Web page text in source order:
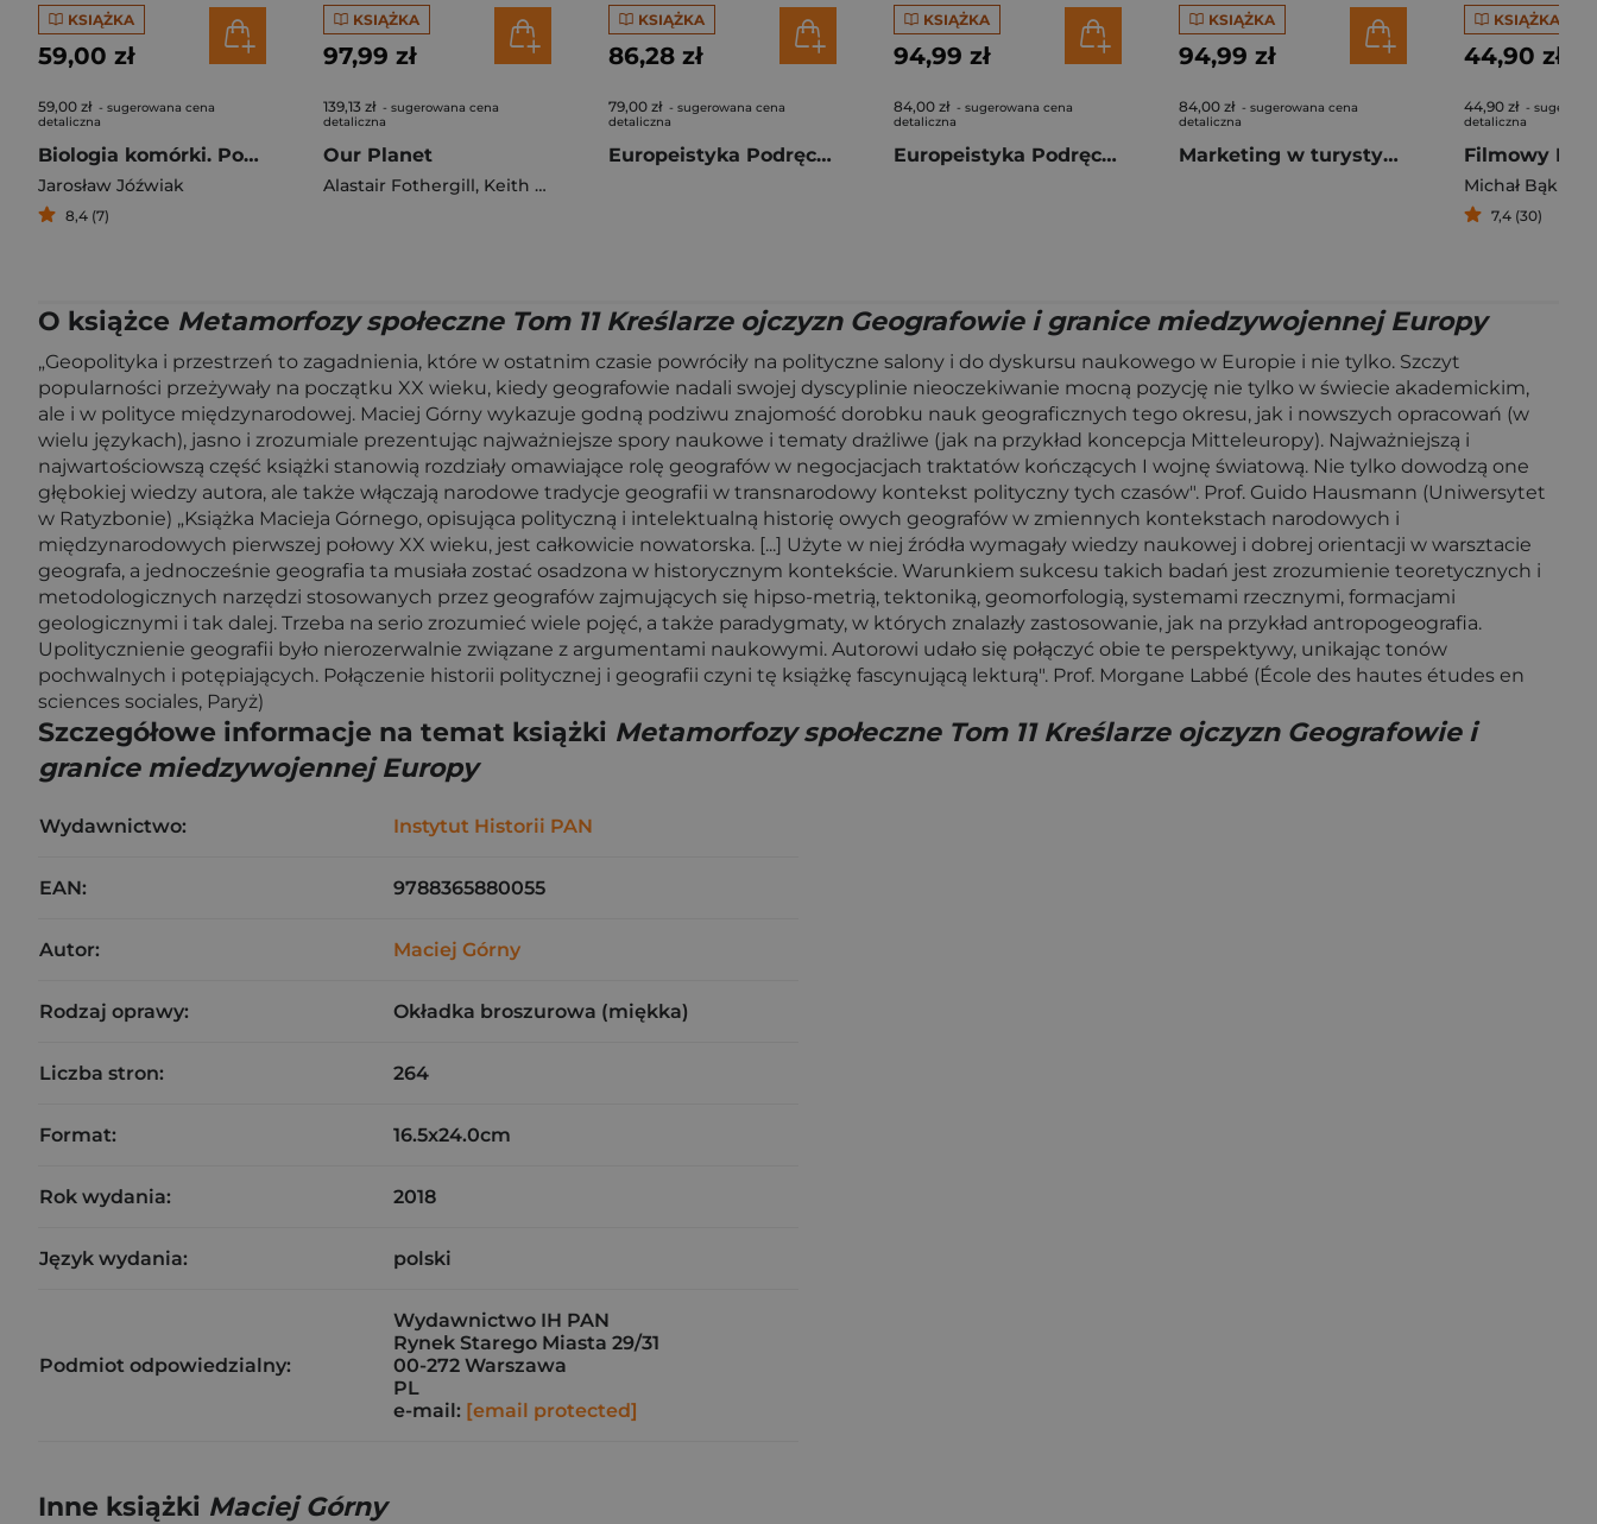
KSIĄŻKA
59,00 zł
59,00 zł - sugerowana cena
detaliczna
Biologia komórki. Podręcznik dla studentów uczelni medycznych
Jarosław Jóźwiak
8,4 (7)
KSIĄŻKA
97,99 zł
139,13 zł - sugerowana cena
detaliczna
Our Planet
Alastair Fothergill, Keith Scholey
KSIĄŻKA
86,28 zł
79,00 zł - sugerowana cena
detaliczna
Europeistyka Podręcznik akademicki Tom 1
KSIĄŻKA
94,99 zł
84,00 zł - sugerowana cena
detaliczna
Europeistyka Podręcznik akademicki Tom 2
KSIĄŻKA
94,99 zł
84,00 zł - sugerowana cena
detaliczna
Marketing w turystyce i rekreacji
KSIĄŻKA
44,90 zł
44,90 zł -
detaliczna
Filmowy
Michał Bąk
7,4 (30)
O książce Metamorfozy społeczne Tom 11 Kreślarze ojczyzn Geografowie i granice miedzywojennej Europy
„Geopolityka i przestrzeń to zagadnienia, które w ostatnim czasie powróciły na polityczne salony i do dyskursu naukowego w Europie i nie tylko. Szczyt
popularności przeżywały na początku XX wieku, kiedy geografowie nadali swojej dyscyplinie nieoczekiwanie mocną pozycję nie tylko w świecie akademickim,
ale i w polityce międzynarodowej. Maciej Górny wykazuje godną podziwu znajomość dorobku nauk geograficznych tego okresu, jak i nowszych opracowań (w
wielu językach), jasno i zrozumiale prezentując najważniejsze spory naukowe i tematy drażliwe (jak na przykład koncepcja Mitteleuropy). Najważniejszą i
najwartościowszą część książki stanowią rozdziały omawiające rolę geografów w negocjacjach traktatów kończących I wojnę światową. Nie tylko dowodzą one
głębokiej wiedzy autora, ale także włączają narodowe tradycje geografii w transnarodowy kontekst polityczny tych czasów". Prof. Guido Hausmann (Uniwersytet
w Ratyzbonie) „Książka Macieja Górnego, opisująca polityczną i intelektualną historię owych geografów w zmiennych kontekstach narodowych i
międzynarodowych pierwszej połowy XX wieku, jest całkowicie nowatorska. [...] Użyte w niej źródła wymagały wiedzy naukowej i dobrej orientacji w warsztacie
geografa, a jednocześnie geografia ta musiała zostać osadzona w historycznym kontekście. Warunkiem sukcesu takich badań jest zrozumienie teoretycznych i
metodologicznych narzędzi stosowanych przez geografów zajmujących się hipso-metrią, tektoniką, geomorfologią, systemami rzecznymi, formacjami
geologicznymi i tak dalej. Trzeba na serio zrozumieć wiele pojęć, a także paradygmaty, w których znalazły zastosowanie, jak na przykład antropogeografia.
Upolitycznienie geografii było nierozerwalnie związane z argumentami naukowymi. Autorowi udało się połączyć obie te perspektywy, unikając tonów
pochwalnych i potępiających. Połączenie historii politycznej i geografii czyni tę książkę fascynującą lekturą". Prof. Morgane Labbé (École des hautes études en
sciences sociales, Paryż)
Szczegółowe informacje na temat książki Metamorfozy społeczne Tom 11 Kreślarze ojczyzn Geografowie i
granice miedzywojennej Europy
Wydawnictwo: Instytut Historii PAN
EAN: 9788365880055
Autor: Maciej Górny
Rodzaj oprawy: Okładka broszurowa (miękka)
Liczba stron: 264
Format: 16.5x24.0cm
Rok wydania: 2018
Język wydania: polski
Podmiot odpowiedzialny:
Wydawnictwo IH PAN
Rynek Starego Miasta 29/31
00-272 Warszawa
PL
e-mail: [email protected]
Inne książki Maciej Górny